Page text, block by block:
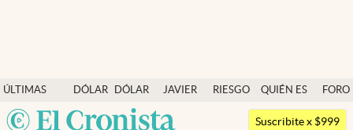
ÚLTIMAS
NOTICIAS
DÓLAR
DÓLAR
BLUE
JAVIER
RIESGO
QUIÉN ES
QUIÉN
FORO
Argentina
Dólar
Members Suscribite x $999